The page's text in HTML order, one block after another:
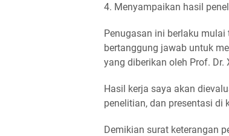
4. Menyampaikan hasil
Penugasan ini berlaku
bertanggung jawab untuk
yang diberikan oleh Prof. Dr.
Hasil kerja saya akan
penelitian, dan presentasi di
Demikian surat keterangan